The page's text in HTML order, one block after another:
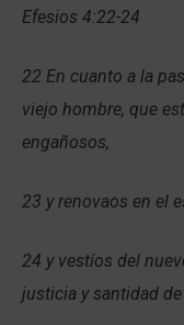
Efesios 4:22-24
22 En cuanto a la
viejo hombre, que
engañosos,
23 y renovaos en el
24 y vestíos del
justicia y santidad de